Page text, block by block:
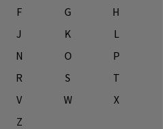
F G
H
J K
L
N O
P
R S
T
V W
X
Z